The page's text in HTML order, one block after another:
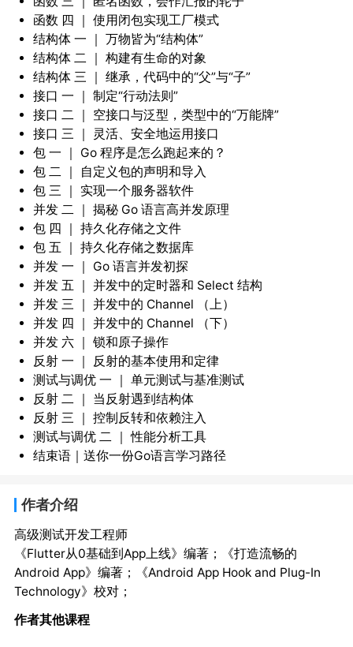
函数 四 ｜ 使用闭包实现工厂模式
结构体 一 ｜ 万物皆为“结构体”
结构体 二 ｜ 构建有生命的对象
结构体 三 ｜ 继承，代码中的“父”与“子”
接口 一 ｜ 制定“行动法则”
接口 二 ｜ 空接口与泛型，类型中的“万能牌”
接口 三 ｜ 灵活、安全地运用接口
包 一 ｜ Go 程序是怎么跑起来的？
包 二 ｜ 自定义包的声明和导入
包 三 ｜ 实现一个服务器软件
并发 二 ｜ 揭秘 Go 语言高并发原理
包 四 ｜ 持久化存储之文件
包 五 ｜ 持久化存储之数据库
并发 一 ｜ Go 语言并发初探
并发 五 ｜ 并发中的定时器和 Select 结构
并发 三 ｜ 并发中的 Channel （上）
并发 四 ｜ 并发中的 Channel （下）
并发 六 ｜ 锁和原子操作
反射 一 ｜ 反射的基本使用和定律
测试与调优 一 ｜ 单元测试与基准测试
反射 二 ｜ 当反射遇到结构体
反射 三 ｜ 控制反转和依赖注入
测试与调优 二 ｜ 性能分析工具
结束语｜送你一份Go语言学习路径
作者介绍
高级测试开发工程师
《Flutter从0基础到App上线》编著；《打造流畅的
Android App》编著；《Android App Hook and Plug-In
Technology》校对；
作者其他课程